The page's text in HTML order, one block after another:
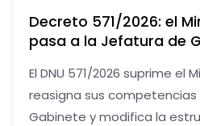
Decreto 571/2026: el
pasa a la Jefatura de
El DNU 571/2026 suprime el
reasigna sus
Gabinete y modifica la